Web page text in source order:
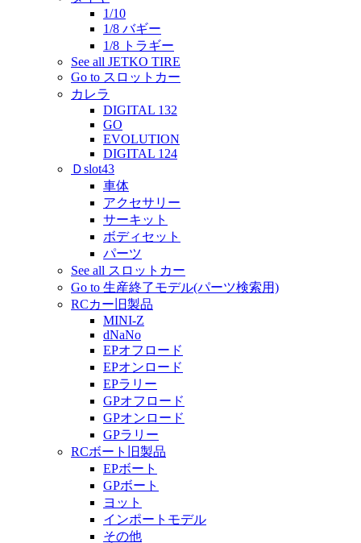
1/10
1/8 バギー
1/8 トラギー
See all JETKO TIRE
Go to スロットカー
カレラ
DIGITAL 132
GO
EVOLUTION
DIGITAL 124
Ｄslot43
車体
アクセサリー
サーキット
ボディセット
パーツ
See all スロットカー
Go to 生産終了モデル(パーツ検索用)
RCカー旧製品
MINI-Z
dNaNo
EPオフロード
EPオンロード
EPラリー
GPオフロード
GPオンロード
GPラリー
RCボート旧製品
EPボート
GPボート
ヨット
インポートモデル
その他